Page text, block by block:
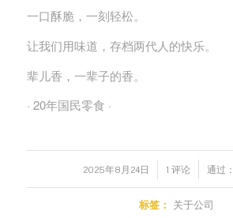
一口酥脆，一刻轻松。
让我们用味道，存档两代人的快乐。
辈儿香，一辈子的香。
· 20年国民零食 ·
2025年8月24日
/ 1 评论
/ 通过：
标签： 关于公司